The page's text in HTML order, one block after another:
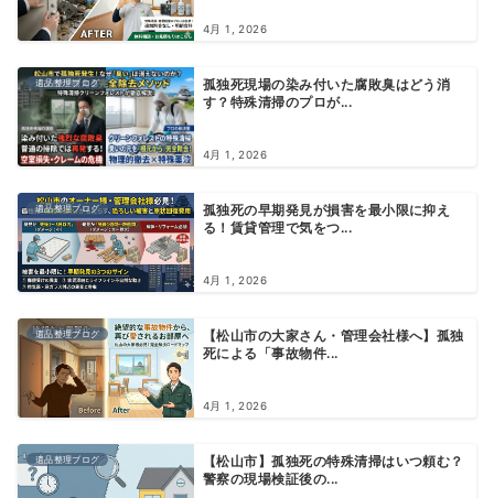
4月 1, 2026
遺品整理ブログ
孤独死現場の染み付いた腐敗臭はどう消
す？特殊清掃のプロが...
4月 1, 2026
遺品整理ブログ
孤独死の早期発見が損害を最小限に抑え
る！賃貸管理で気をつ...
4月 1, 2026
遺品整理ブログ
【松山市の大家さん・管理会社様へ】孤独
死による「事故物件...
4月 1, 2026
遺品整理ブログ
【松山市】孤独死の特殊清掃はいつ頼む？
警察の現場検証後の...